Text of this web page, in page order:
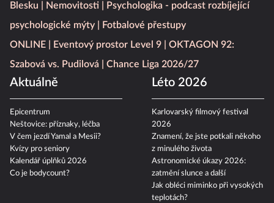
Blesku
Nemovitosti
Psychologika - podcast rozbíjející
psychologické mýty
Fotbalové přestupy
ONLINE
Eventový prostor Level 9
OKTAGON 92:
Szabová vs. Pudilová
Chance Liga 2026/27
Aktuálně
Epicentrum
Neštovice: příznaky, léčba
V čem jezdí Yamal a Mesii?
Kvízy pro seniory
Kalendář úplňků 2026
Co je bodycount?
Léto 2026
Karlovarský filmový festival
2026
Znamení, že jste potkali někoho
z minulého života
Astronomické úkazy 2026:
zatmění slunce a další
Jak obléci miminko při vysokých
teplotách?